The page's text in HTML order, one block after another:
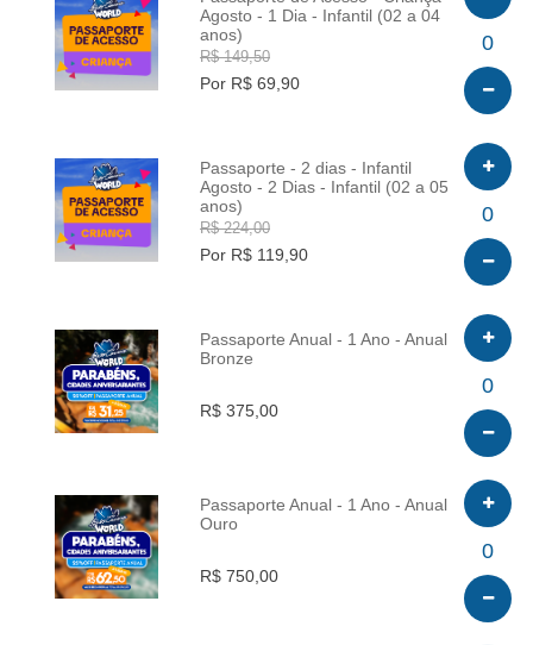
INFO
Agosto - 1 Dia - Infantil (02 a 04
anos)
R$ 149,50
Por R$ 69,90
0
INFO
Passaporte - 2 dias - Infantil
Agosto - 2 Dias - Infantil (02 a 05
anos)
R$ 224,00
Por R$ 119,90
0
INFO
Passaporte Anual - 1 Ano - Anual
Bronze
R$ 375,00
0
INFO
Passaporte Anual - 1 Ano - Anual
Ouro
R$ 750,00
0